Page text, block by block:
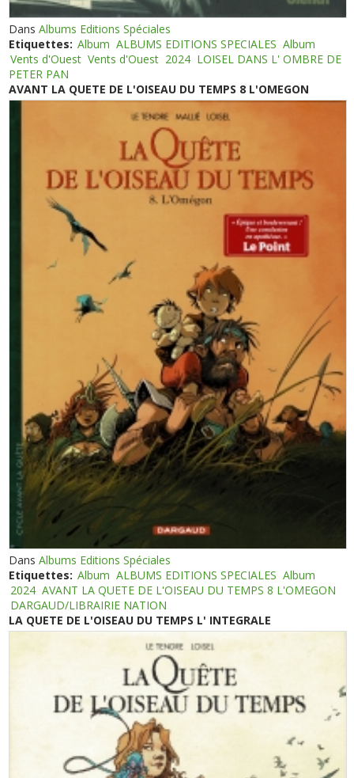
DansAlbums Editions Spéciales
Etiquettes: Album ALBUMS EDITIONS SPECIALES Album
Vents d'Ouest Vents d'Ouest 2024 LOISEL DANS L' OMBRE DE
PETER PAN
AVANT LA QUETE DE L'OISEAU DU TEMPS 8 L'OMEGON
DansAlbums Editions Spéciales
Etiquettes: Album ALBUMS EDITIONS SPECIALES Album
2024 AVANT LA QUETE DE L'OISEAU DU TEMPS 8 L'OMEGON
DARGAUD/LIBRAIRIE NATION
LA QUETE DE L'OISEAU DU TEMPS L' INTEGRALE